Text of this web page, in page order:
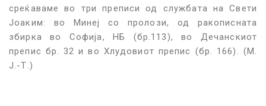
среќаваме во три преписи од службата на Свети
Јоаким: во Минеј со пролози, од ракописната
збирка во Софија, НБ (бр.113), во Дечанскиот
препис бр. 32 и во Хлудовиот препис (бр. 166). (М.
Ј.-Т.)